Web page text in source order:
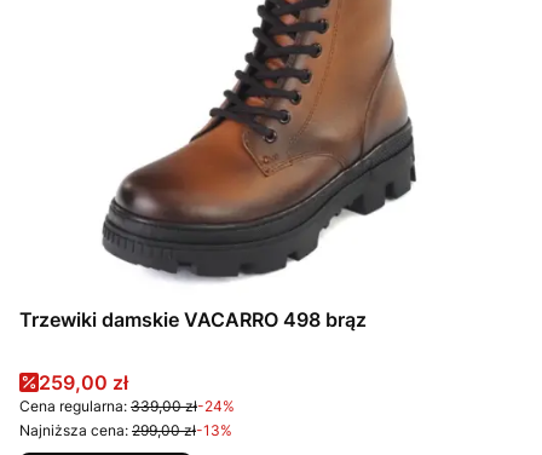
Trzewiki damskie VACARRO 498 brąz
Cena promocyjna
259,00 zł
Cena regularna: 339,00 zł-24%
Najniższa cena: 299,00 zł-13%